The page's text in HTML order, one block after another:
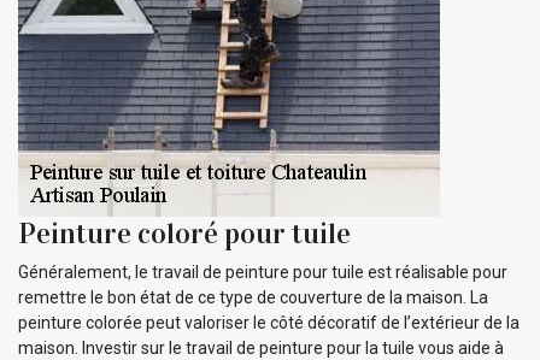
Peinture coloré pour tuile
Généralement, le travail de peinture pour tuile est réalisable pour
remettre le bon état de ce type de couverture de la maison. La
peinture colorée peut valoriser le côté décoratif de l’extérieur de la
maison. Investir sur le travail de peinture pour la tuile vous aide à